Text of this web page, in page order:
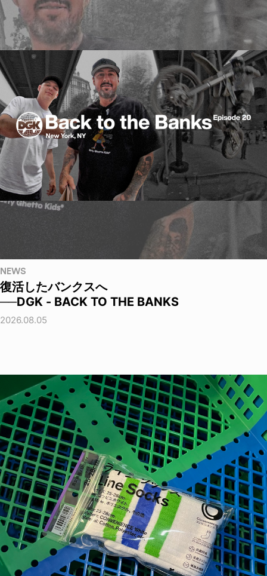
NEWS
復活したバンクスへ
──DGK - BACK TO THE BANKS
2026.08.05